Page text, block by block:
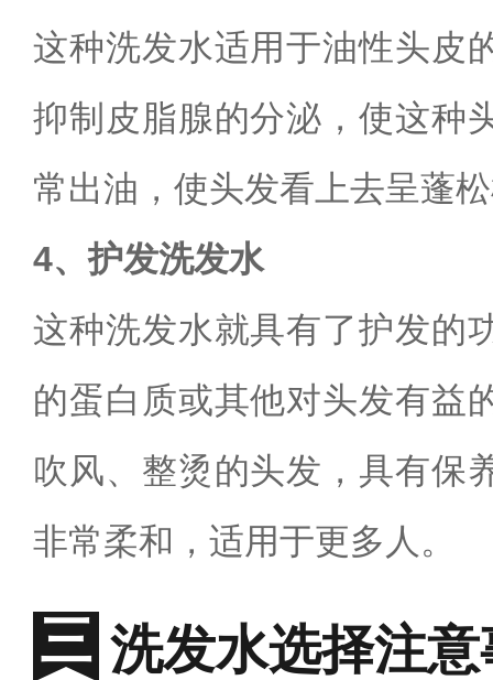
这种洗发水适用于油性头皮
抑制皮脂腺的分泌，使这种
常出油，使头发看上去呈蓬
4、护发洗发水
这种洗发水就具有了护发的
的蛋白质或其他对头发有益
吹风、整烫的头发，具有保
非常柔和，适用于更多人。
洗发水选择注意